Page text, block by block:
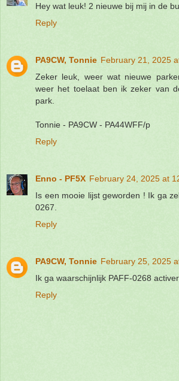
Hey wat leuk! 2 nieuwe bij mij in de
Reply
PA9CW, Tonnie February 21, 2025
Zeker leuk, weer wat nieuwe
weer het toelaat ben ik zeker van
park.
Tonnie - PA9CW - PA44WFF/p
Reply
Enno - PF5X February 24, 2025 at
Is een mooie lijst geworden ! Ik ga
0267.
Reply
PA9CW, Tonnie February 25, 2025
Ik ga waarschijnlijk PAFF-0268
Reply